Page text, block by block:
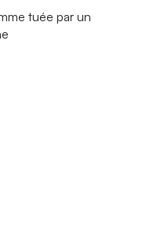
tuée par un